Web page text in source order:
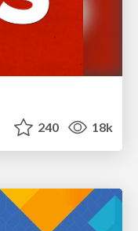
240 18k